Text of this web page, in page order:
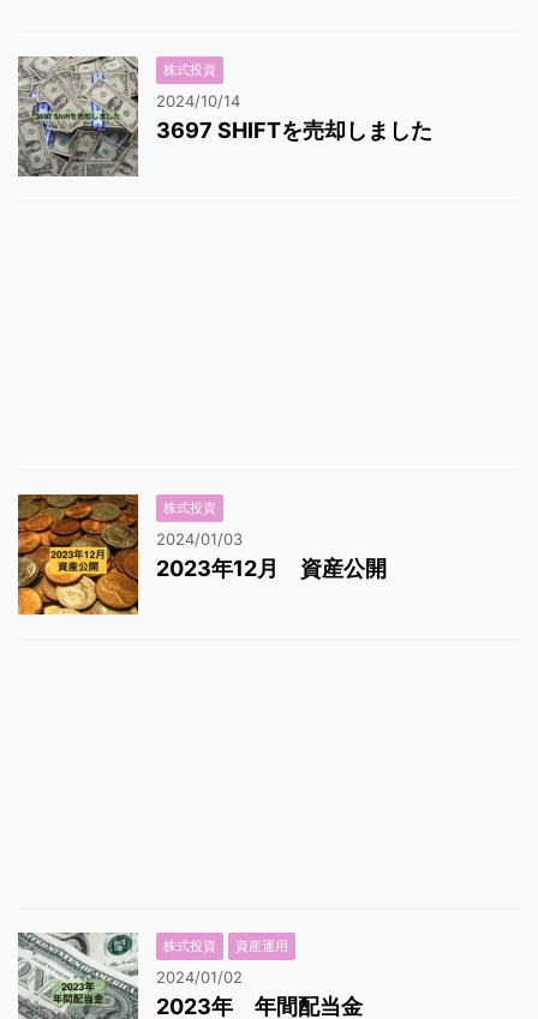
株式投資
2024/10/14
3697 SHIFTを売却しました
株式投資
2024/01/03
2023年12月 資産公開
株式投資 資産運用
2024/01/02
2023年 年間配当金